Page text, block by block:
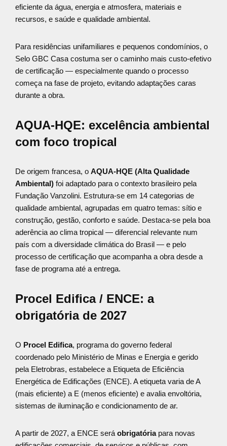
eficiente da água, energia e atmosfera, materiais e
recursos, e saúde e qualidade ambiental.
Para residências unifamiliares e pequenos condomínios, o
Selo GBC Casa costuma ser o caminho mais custo-efetivo
de certificação — especialmente quando o processo
começa na fase de projeto, evitando adaptações caras
durante a obra.
AQUA-HQE: excelência ambiental
com foco tropical
De origem francesa, o AQUA-HQE (Alta Qualidade
Ambiental) foi adaptado para o contexto brasileiro pela
Fundação Vanzolini. Estrutura-se em 14 categorias de
qualidade ambiental, agrupadas em quatro temas: sítio e
construção, gestão, conforto e saúde. Destaca-se pela boa
aderência ao clima tropical — diferencial relevante num
país com a diversidade climática do Brasil — e pelo
processo de certificação que acompanha a obra desde a
fase de programa até a entrega.
Procel Edifica / ENCE: a
obrigatória de 2027
O Procel Edifica, programa do governo federal
coordenado pelo Ministério de Minas e Energia e gerido
pela Eletrobras, estabelece a Etiqueta de Eficiência
Energética de Edificações (ENCE). A etiqueta varia de A
(mais eficiente) a E (menos eficiente) e avalia envoltória,
sistemas de iluminação e condicionamento de ar.
A partir de 2027, a ENCE será obrigatóriapara novas